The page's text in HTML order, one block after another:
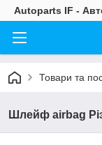
Autoparts IF -
Товари та
Шлейф airbag